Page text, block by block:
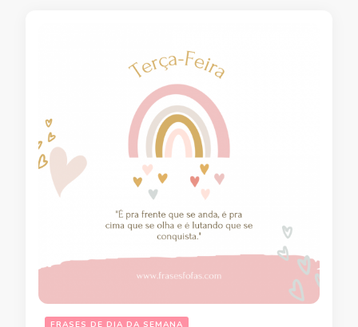
FRASES DE DIA DA SEMANA